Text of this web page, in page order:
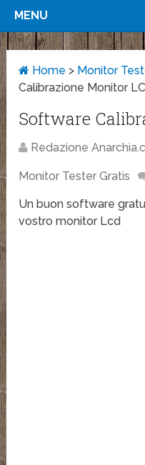
MENU
Home > Monitor
Calibrazione Monitor
Software
Redazione
Monitor Tester Gratis
Un buon software
vostro monitor Lcd